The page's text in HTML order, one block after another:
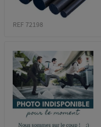
REF 72198